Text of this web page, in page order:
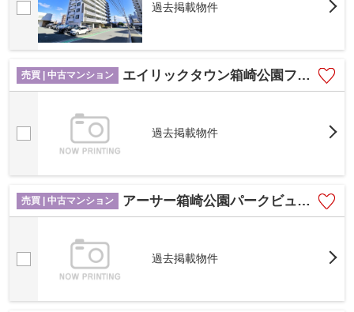
過去掲載物件
売買 | 中古マンション エイリックタウン箱崎公園ファミリア EAST棟☆仲介手数料無料☆
過去掲載物件
売買 | 中古マンション アーサー箱崎公園パークビュー☆仲介手数料無料☆
過去掲載物件